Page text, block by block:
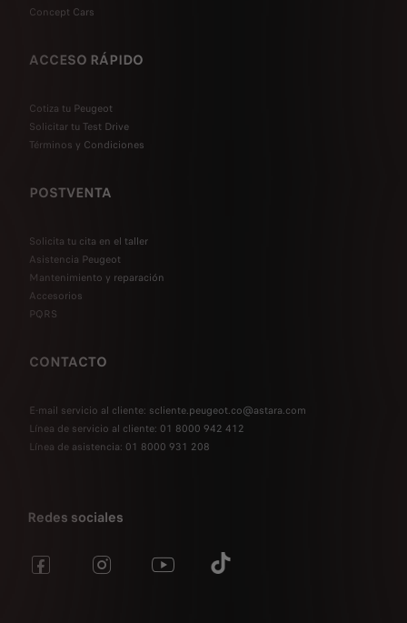
Concept Cars
ACCESO RÁPIDO
Cotiza tu Peugeot
Solicitar tu Test Drive
Términos y Condiciones
POSTVENTA
Solicita tu cita en el taller
Asistencia Peugeot
Mantenimiento y reparación
Accesorios
PQRS
CONTACTO
E-mail servicio al cliente: scliente.peugeot.co@astara.com
Línea de servicio al cliente: 01 8000 942 412
Línea de asistencia: 01 8000 931 208
Redes sociales